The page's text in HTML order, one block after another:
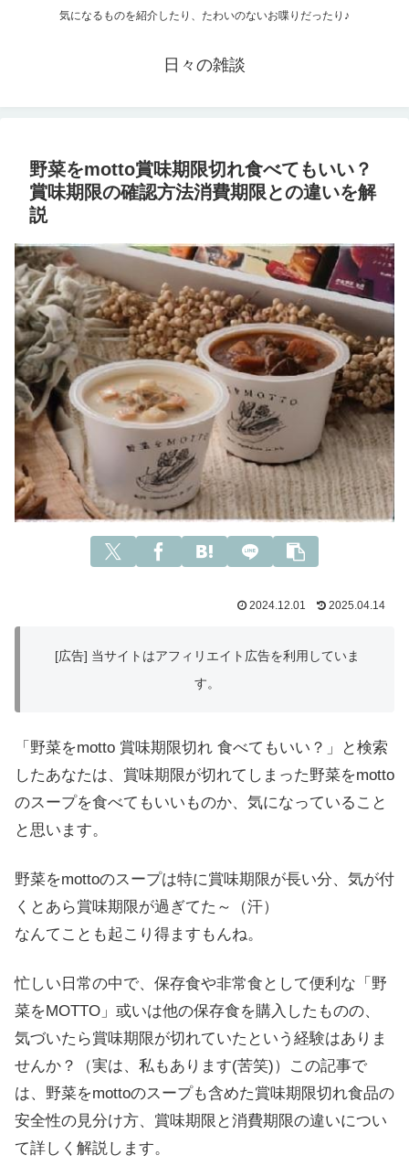
気になるものを紹介したり、たわいのないお喋りだったり♪
日々の雑談
野菜をmotto賞味期限切れ食べてもいい？
賞味期限の確認方法消費期限との違いを解
説
2024.12.01 2025.04.14
[広告] 当サイトはアフィリエイト広告を利用していま
す。
「野菜をmotto 賞味期限切れ 食べてもいい？」と検索
したあなたは、賞味期限が切れてしまった野菜をmotto
のスープを食べてもいいものか、気になっていること
と思います。
野菜をmottoのスープは特に賞味期限が長い分、気が付
くとあら賞味期限が過ぎてた～（汗）
なんてことも起こり得ますもんね。
忙しい日常の中で、保存食や非常食として便利な「野
菜をMOTTO」或いは他の保存食を購入したものの、
気づいたら賞味期限が切れていたという経験はありま
せんか？（実は、私もあります(苦笑)）この記事で
は、野菜をmottoのスープも含めた賞味期限切れ食品の
安全性の見分け方、賞味期限と消費期限の違いについ
て詳しく解説します。